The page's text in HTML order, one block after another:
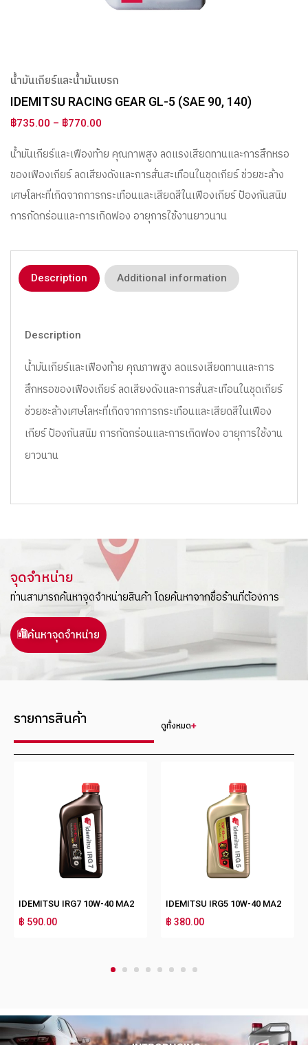
น้ำมันเกียร์และน้ำมันเบรก
IDEMITSU RACING GEAR GL-5 (SAE 90, 140)
฿735.00 – ฿770.00
น้ำมันเกียร์และเฟืองท้าย คุณภาพสูง ลดแรงเสียดทานและการสึกหรอ
ของเฟืองเกียร์ ลดเสียงดังและการสั่นสะเทือนในชุดเกียร์ ช่วยชะล้าง
เศษโลหะที่เกิดจากการกระเทือนและเสียดสีในเฟืองเกียร์ ป้องกันสนิม
การกัดกร่อนและการเกิดฟอง อายุการใช้งานยาวนาน
Description Additional information
Description
น้ำมันเกียร์และเฟืองท้าย คุณภาพสูง ลดแรงเสียดทานและการ
สึกหรอของเฟืองเกียร์ ลดเสียงดังและการสั่นสะเทือนในชุดเกียร์
ช่วยชะล้างเศษโลหะที่เกิดจากการกระเทือนและเสียดสีในเฟือง
เกียร์ ป้องกันสนิม การกัดกร่อนและการเกิดฟอง อายุการใช้งาน
ยาวนาน
จุดจำหน่าย
ท่านสามารถค้นหาจุดจำหน่ายสินค้า โดยค้นหาจากชื่อร้านที่ต้องการ
ค้นหาจุดจำหน่าย
รายการสินค้า ดูทั้งหมด
IDEMITSU IRG7 10W-40 MA2
฿ 590.00
IDEMITSU IRG5 10W-40 MA2
฿ 380.00